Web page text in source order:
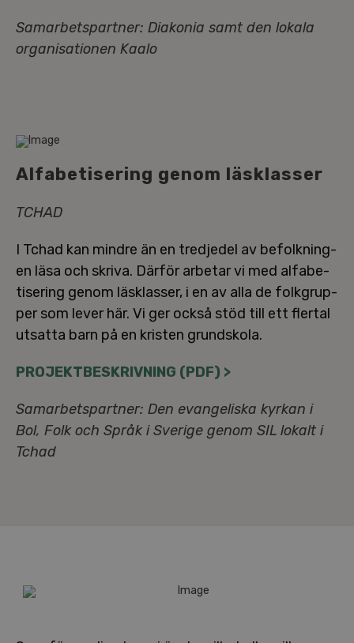
Sam­ar­bets­part­ner: Diakonia samt den lokala
or­ga­ni­sa­tio­nen Kaalo
Al­fa­be­ti­se­ring genom läs­klas­ser
TCHAD
I Tchad kan mindre än en tredjedel av be­folk­ning­
en läsa och skriva. Därför arbetar vi med al­fa­be­
ti­se­ring genom läs­klas­ser, i en av alla de folk­grup­
per som lever här. Vi ger också stöd till ett flertal
utsatta barn på en kristen grund­sko­la.
PRO­JEKT­BE­SKRIV­NING (PDF) >
Sam­ar­bets­part­ner: Den evan­ge­lis­ka kyrkan i
Bol, Folk och Språk i Sverige genom SIL lokalt i
Tchad